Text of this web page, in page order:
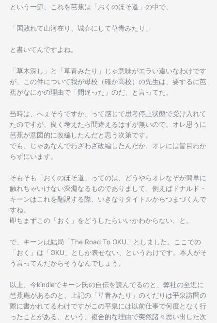
という一節、これを芭蕉は「おくのほそ道」の中で、
「国敗れて山河在り、城春にして草青みたり」
と書いてんですよね。
「草木深し」と「草青みたり」じゃ意味がエラい違いなわけです
が、この件について我が母校（確か高校）の先生は、要するに芭
蕉がなにかの理由で「間違った」のだ、と言ってた。
当時は、へぇそうですか、って感じで思考停止状態で受け入れて
たのですが、良く考えたら間違えるはずが無いので、オレ思うに
芭蕉が意図的に改編したんだと思う次第です。
でも、じゃあなんでわざわざ改編したんだか、オレには皆目わか
らずにいます。
そもそも「おくのほそ道」ってのは、どうやらオレなぞが簡単に
触れちゃいけない深淵なるものでありまして、例えばドナルド・
キーンはこれを翻訳する際、いきなりタイトルからつまづくんで
すね。
即ちまずこの「おく」をどうしたらいいかわからない、と。
で、キーンは結局「The Road To OKU」としました。ここでの
「おく」は「OKU」としか表せない、というわけです。本人がそ
う言ってんだからそうなんでしょう。
以上、今kindleでキーン氏の自伝を読んでるのと、弊社の至近に
芭蕉庵があるのと、上記の「草青みたり」のくだりは平泉訪問の
際に書かれてるわけですがこの平泉には以前仕事で何度となく行
ったことがある、という、複合的な理由で突然諸々思い出した次